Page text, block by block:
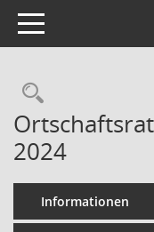
Toggle navigation
2024
Informationen